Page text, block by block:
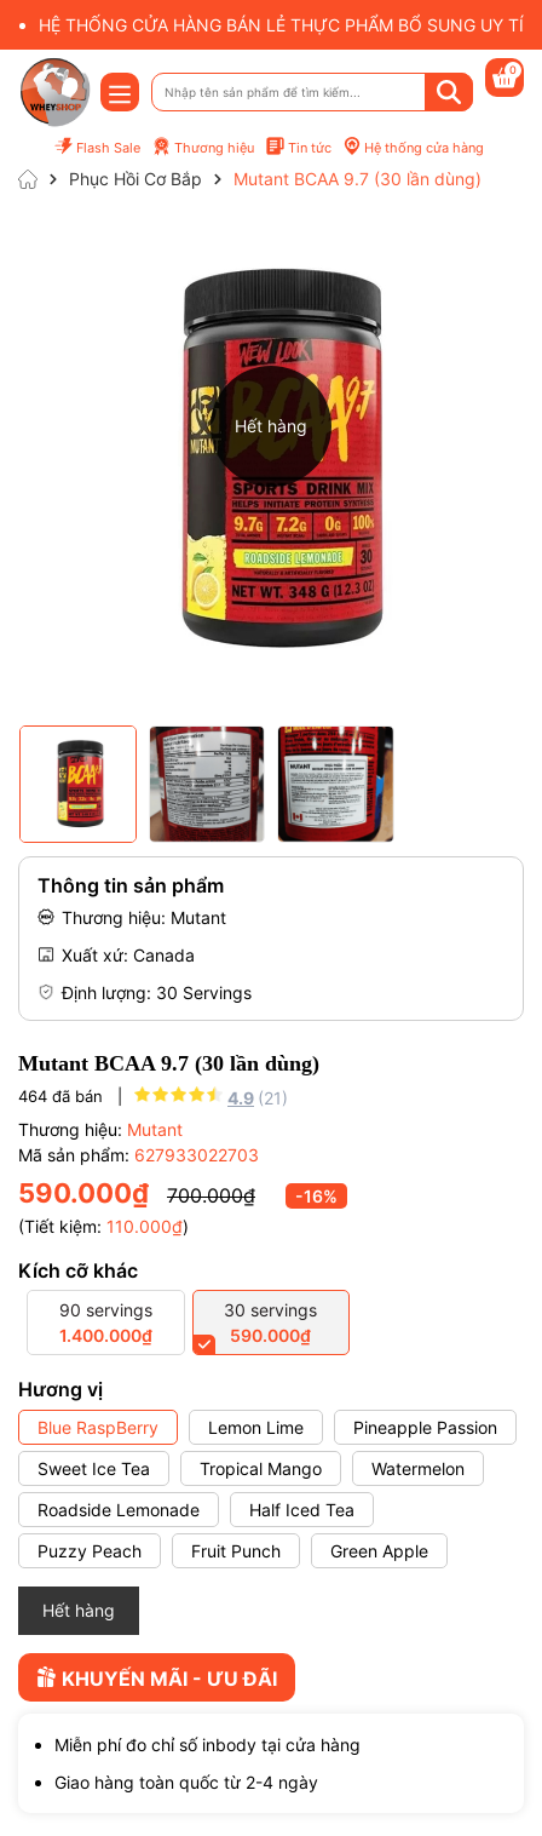
HỆ THỐNG CỬA HÀNG BÁN LẺ THỰC PHẨM BỔ SUNG UY
Flash Sale Thương hiệu Tin tức Hệ thống cửa hàng
0
Phục Hồi Cơ Bắp Mutant BCAA 9.7 (30 lần dùng)
Hết hàng
Thông tin sản phẩm
Thương hiệu: Mutant
Xuất xứ: Canada
Định lượng: 30 Servings
Mutant BCAA 9.7 (30 lần dùng)
464 đã bán | 4.9 (21)
Thương hiệu: Mutant
Mã sản phẩm: 627933022703
590.000₫ 700.000₫
-16%
(Tiết kiệm: 110.000₫)
Kích cỡ khác
90 servings
1.400.000₫
30 servings
590.000₫
Hương vị
Blue RaspBerry Lemon Lime
Pineapple Passion
Sweet Ice Tea
Tropical Mango
Watermelon
Roadside Lemonade
Half Iced Tea
Puzzy Peach
Fruit Punch Green Apple
Hết hàng
KHUYẾN MÃI - ƯU ĐÃI
Miễn phí đo chỉ số inbody tại cửa hàng
Giao hàng toàn quốc từ 2-4 ngày
Mã giảm giá:
Điều kiện: